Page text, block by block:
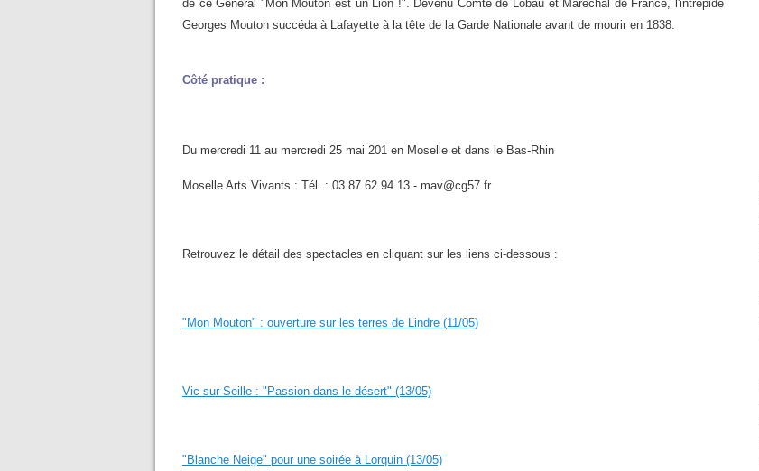
de ce Général "Mon Mouton est un Lion !". Devenu Comte de Lobau et Maréchal de France, l'intrépide
Georges Mouton succéda à Lafayette à la tête de la Garde Nationale avant de mourir en 1838.
Côté pratique :
Du mercredi 11 au mercredi 25 mai 201 en Moselle et dans le Bas-Rhin
Moselle Arts Vivants : Tél. : 03 87 62 94 13 - mav@cg57.fr
Retrouvez le détail des spectacles en cliquant sur les liens ci-dessous :
"Mon Mouton" : ouverture sur les terres de Lindre (11/05)
Vic-sur-Seille : "Passion dans le désert" (13/05)
"Blanche Neige" pour une soirée à Lorquin (13/05)